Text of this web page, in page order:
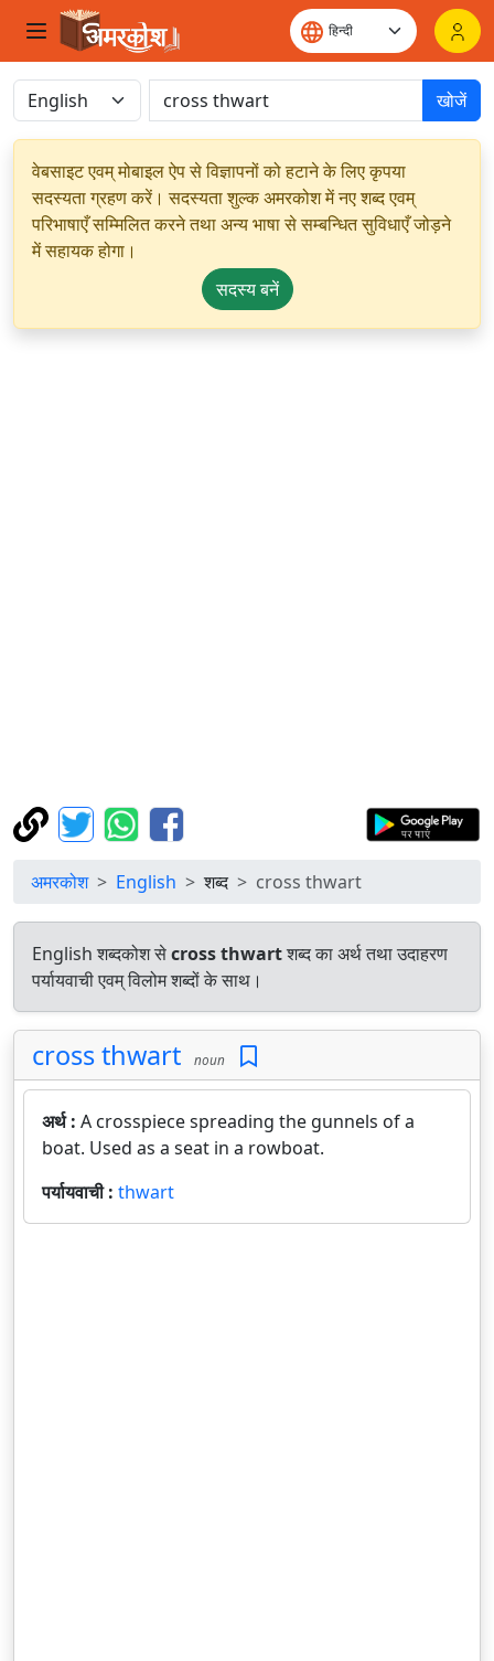
खोजें
वेबसाइट एवम् मोबाइल ऐप से विज्ञापनों को हटाने के लिए कृपया
सदस्यता ग्रहण करें। सदस्यता शुल्क अमरकोश में नए शब्द एवम्
परिभाषाएँ सम्मिलित करने तथा अन्य भाषा से सम्बन्धित सुविधाएँ जोड़ने
में सहायक होगा।
सदस्य बनें
अमरकोश English शब्द cross thwart
English शब्दकोश सेcross thwartशब्द का अर्थ तथा उदाहरण
पर्यायवाची एवम् विलोम शब्दों के साथ।
cross thwart noun
अर्थ : A crosspiece spreading the gunnels of a
boat. Used as a seat in a rowboat.
पर्यायवाची : thwart